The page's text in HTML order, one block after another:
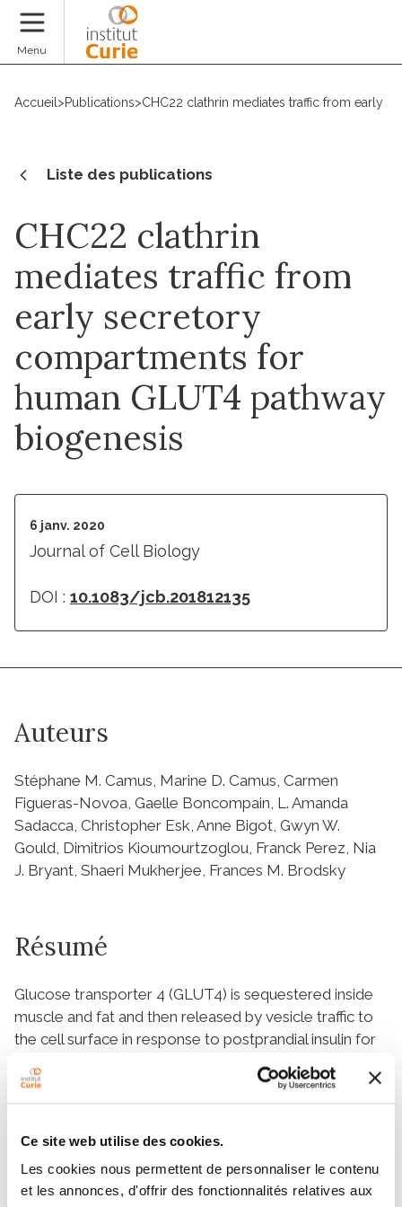
Ce site web utilise des cookies.
Les cookies nous permettent de personnaliser le contenu
et les annonces, d'offrir des fonctionnalités relatives aux
Menu
Accueil >Publications>CHC22 clathrin mediates traffic from early
Liste des publications
CHC22 clathrin
mediates traffic from
early secretory
compartments for
human GLUT4 pathway
biogenesis
6 janv. 2020
Journal of Cell Biology
DOI : 10.1083/jcb.201812135
Auteurs
Stéphane M. Camus, Marine D. Camus, Carmen
Figueras-Novoa, Gaelle Boncompain, L. Amanda
Sadacca, Christopher Esk, Anne Bigot, Gwyn W.
Gould, Dimitrios Kioumourtzoglou, Franck Perez, Nia
J. Bryant, Shaeri Mukherjee, Frances M. Brodsky
Résumé
Glucose transporter 4 (GLUT4) is sequestered inside
muscle and fat and then released by vesicle traffic to
the cell surface in response to postprandial insulin for
biogenesis of this GLUT4 traffic pathway in humans,
which involves clathrin isoform CHC22. We observe
pathway more slowly than the constitutively secreted
GLUT1 transporter and localize CHC22 to the ER-to-
Golgi intermediate compartment (ERGIC). CHC22